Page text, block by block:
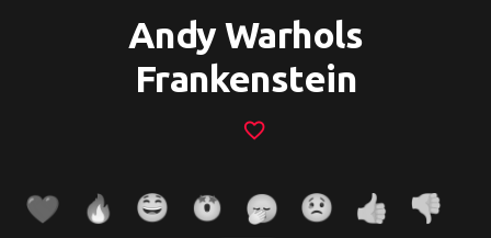
Andy Warhols
Frankenstein
favorite_border